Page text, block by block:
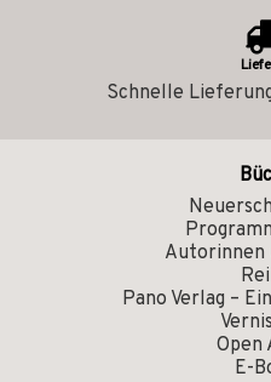
Schnelle
Autorinnen
Pano Verlag –
Open
E-